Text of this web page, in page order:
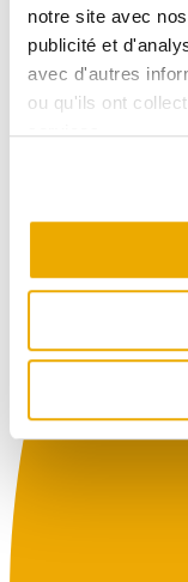
notre site avec
publicité et
avec d'autres
ou qu'ils ont
services.